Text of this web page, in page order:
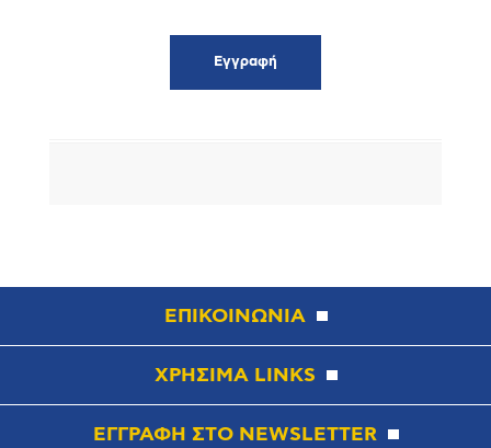
ΕΠΙΚΟΙΝΩΝΙΑ
ΧΡΗΣΙΜΑ LINKS
ΕΓΓΡΑΦΗ ΣΤΟ NEWSLETTER